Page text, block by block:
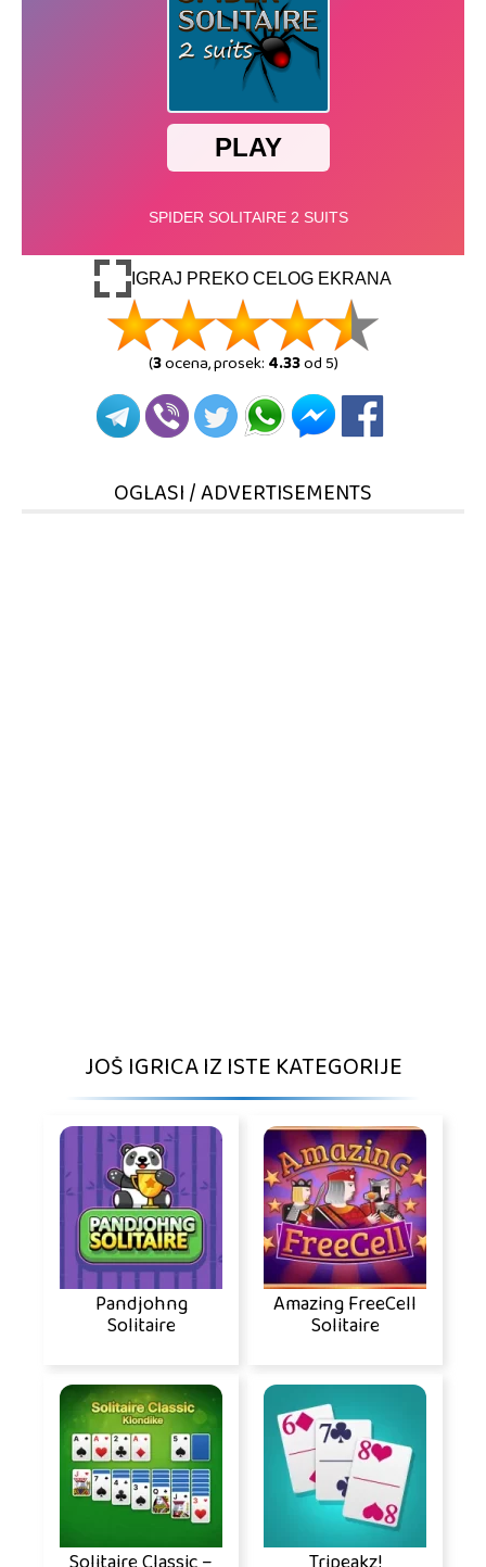
IGRAJ PREKO CELOG EKRANA
(3ocena, prosek:4.33od 5)
OGLASI / ADVERTISEMENTS
JOŠ IGRICA IZ ISTE KATEGORIJE
Pandjohng
Solitaire
Amazing FreeCell
Solitaire